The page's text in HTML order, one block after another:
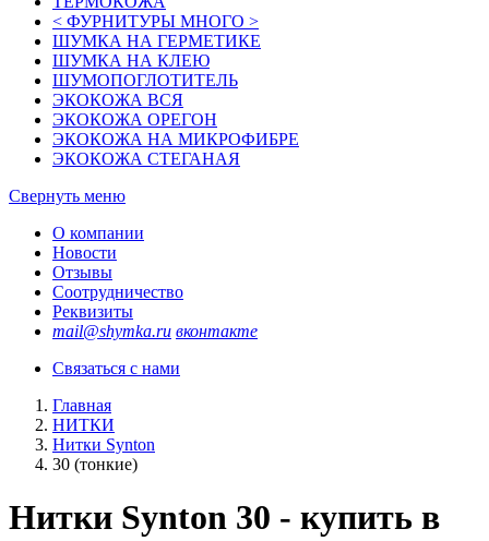
< ФУРНИТУРЫ МНОГО >
ШУМКА НА ГЕРМЕТИКЕ
ШУМКА НА КЛЕЮ
ШУМОПОГЛОТИТЕЛЬ
ЭКОКОЖА ВСЯ
ЭКОКОЖА ОРЕГОН
ЭКОКОЖА НА МИКРОФИБРЕ
ЭКОКОЖА СТЕГАНАЯ
Свернуть меню
О компании
Новости
Отзывы
Соотрудничество
Реквизиты
mail@shymka.ru вконтакте
Связаться с нами
Главная
НИТКИ
Нитки Synton
30 (тонкие)
Нитки Synton 30 - купить в